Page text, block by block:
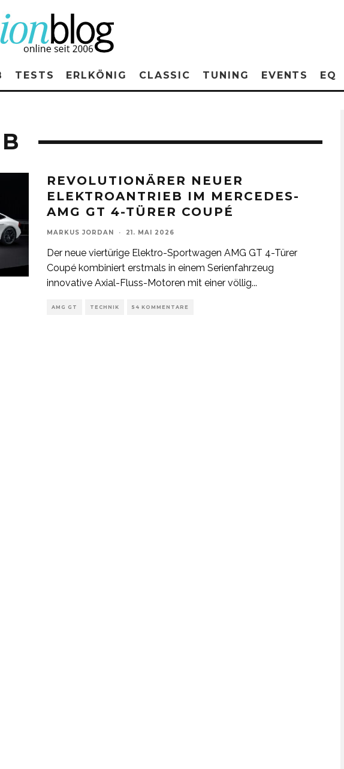
TESTS ERLKÖNIG CLASSIC TUNING EVENTS EQ
REVOLUTIONÄRER NEUER
ELEKTROANTRIEB IM MERCEDES-
AMG GT 4-TÜRER COUPÉ
MARKUS JORDAN · 21. MAI 2026
Der neue viertürige Elektro-Sportwagen AMG GT 4-Türer
Coupé kombiniert erstmals in einem Serienfahrzeug
innovative Axial-Fluss-Motoren mit einer völlig...
AMG GT TECHNIK 54 KOMMENTARE